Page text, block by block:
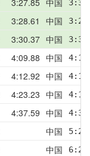
3:28.61 中国
3:30.37 中国
4:09.88 中国
4:12.92 中国
4:23.23 中国
4:37.59 中国
中国
中国